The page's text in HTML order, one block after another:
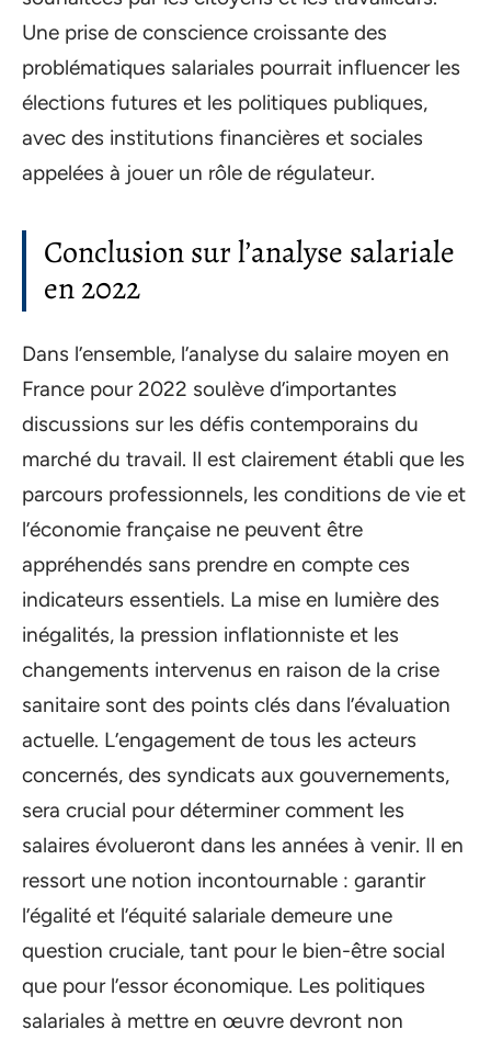
Une prise de conscience croissante des
problématiques salariales pourrait influencer les
élections futures et les politiques publiques,
avec des institutions financières et sociales
appelées à jouer un rôle de régulateur.
Conclusion sur l’analyse salariale
en 2022
Dans l’ensemble, l’analyse du salaire moyen en
France pour 2022 soulève d’importantes
discussions sur les défis contemporains du
marché du travail. Il est clairement établi que les
parcours professionnels, les conditions de vie et
l’économie française ne peuvent être
appréhendés sans prendre en compte ces
indicateurs essentiels. La mise en lumière des
inégalités, la pression inflationniste et les
changements intervenus en raison de la crise
sanitaire sont des points clés dans l’évaluation
actuelle. L’engagement de tous les acteurs
concernés, des syndicats aux gouvernements,
sera crucial pour déterminer comment les
salaires évolueront dans les années à venir. Il en
ressort une notion incontournable : garantir
l’égalité et l’équité salariale demeure une
question cruciale, tant pour le bien-être social
que pour l’essor économique. Les politiques
salariales à mettre en œuvre devront non